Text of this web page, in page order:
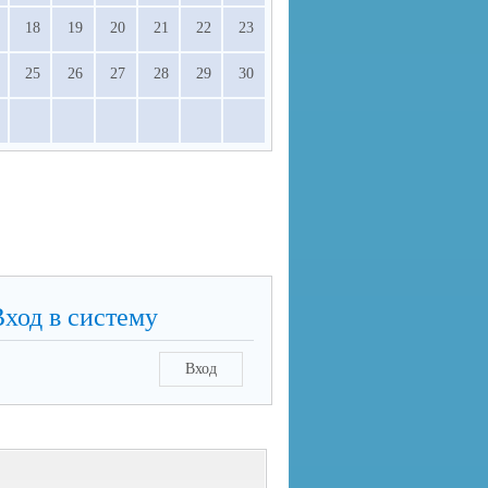
18 19 20 21 22 23
25 26 27 28 29 30
в систему
Вход